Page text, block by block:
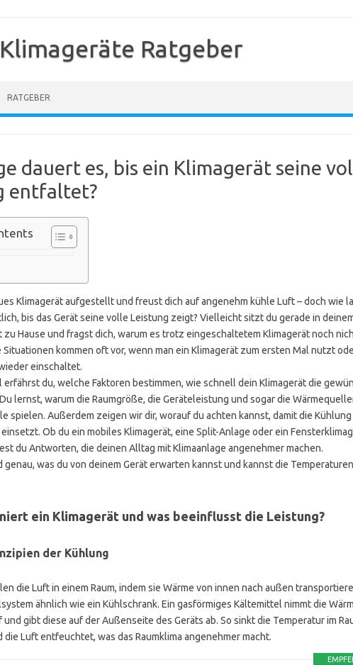
Klimageräte Ratgeber
RATGEBER
dauert es, bis ein Klimagerät seine
entfaltet?
Klimagerät aufgestellt und freust dich auf angenehm kühle Luft – doch wie
bis das Gerät seine volle Leistung zeigt? Vielleicht sitzt du gerade in
Hause und fragst dich, warum es trotz eingeschaltetem Klimagerät noch
Situationen kommen oft vor, wenn man ein Klimagerät zum ersten Mal nutzt
einschaltet.
erfährst du, welche Faktoren bestimmen, wie schnell dein Klimagerät die
lernst, warum die Raumgröße, die Geräteleistung und sogar die
spielen. Außerdem zeigen wir dir, worauf du achten kannst, damit die Kühlung
Ob du ein mobiles Klimagerät, eine Split-Anlage oder ein
du Antworten, die deinen Alltag mit Klimaanlage angenehmer machen.
genau, was du von deinem Gerät erwarten kannst und kannst die
ein Klimagerät und was beeinflusst die Leistung?
der Kühlung
die Luft in einem Raum, indem sie Wärme von innen nach außen
ähnlich wie ein Kühlschrank. Ein gasförmiges Kältemittel nimmt die
und gibt diese auf der Außenseite des Geräts ab. So sinkt die Temperatur im
die Luft entfeuchtet, was das Raumklima angenehmer macht.